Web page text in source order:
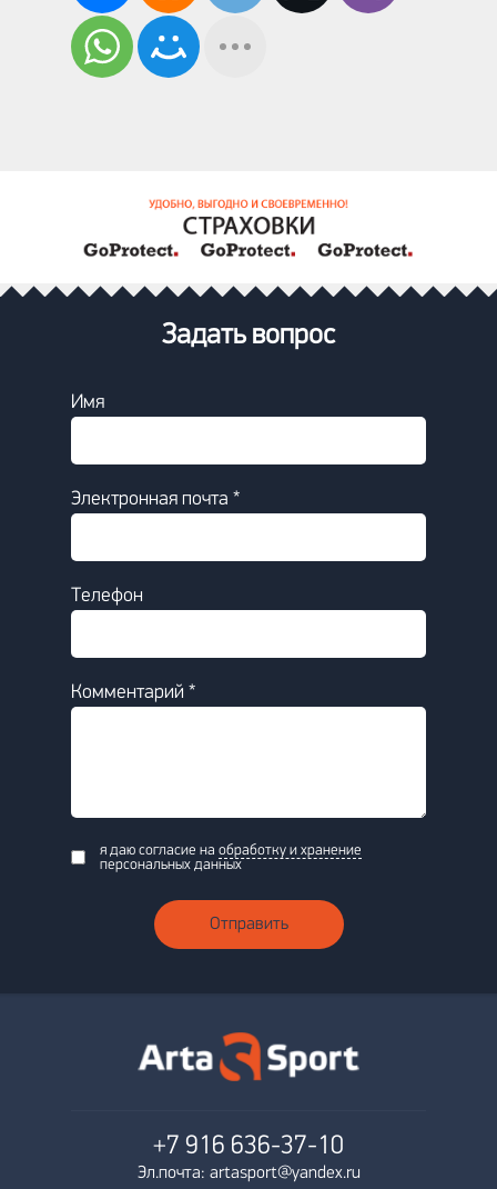
Задать вопрос
Имя
Электронная почта *
Телефон
Комментарий *
я даю согласие на обработку и хранение
персональных данных
Отправить
+7 916 636-37-10
Эл.почта: artasport@yandex.ru